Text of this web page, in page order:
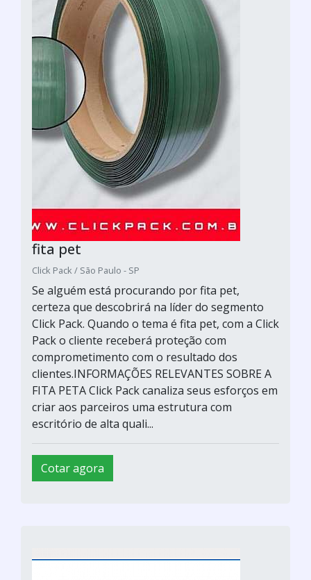
fita pet
Click Pack / São Paulo - SP
Se alguém está procurando por fita pet,
certeza que descobrirá na líder do segmento
Click Pack. Quando o tema é fita pet, com a Click
Pack o cliente receberá proteção com
comprometimento com o resultado dos
clientes.INFORMAÇÕES RELEVANTES SOBRE A
FITA PETA Click Pack canaliza seus esforços em
criar aos parceiros uma estrutura com
escritório de alta quali...
Cotar agora